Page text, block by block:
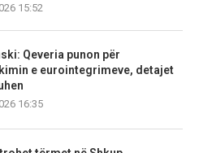
15:52
Qeveria punon për
e eurointegrimeve, detajet
16:35